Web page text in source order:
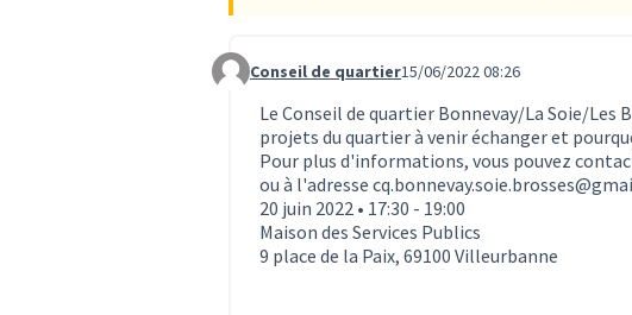
Commentaire 1726
Conseil de quartier15/06/2022 08:26
Le Conseil de quartier Bonnevay/La Soie/
projets du quartier à venir échanger et
Pour plus d'informations, vous pouvez
ou à l'adresse
20 juin 2022 • 17:30 - 19:00
Maison des Services Publics
9 place de la Paix, 69100 Villeurbanne